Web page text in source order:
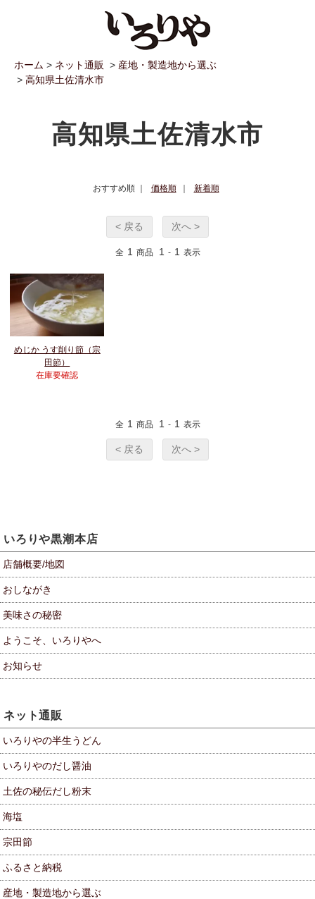
ホーム > ネット通販 > 産地・製造地から選ぶ
> 高知県土佐清水市
高知県土佐清水市
おすすめ順 ｜ 価格順 新着順
< 戻る 次へ >
全 1 商品 1 - 1 表示
めじか うす削り節（宗
田節）
在庫要確認
全 1 商品 1 - 1 表示
< 戻る 次へ >
いろりや黒潮本店
店舗概要/地図
おしながき
美味さの秘密
ようこそ、いろりやへ
お知らせ
ネット通販
いろりやの半生うどん
いろりやのだし醤油
土佐の秘伝だし粉末
海塩
宗田節
ふるさと納税
産地・製造地から選ぶ